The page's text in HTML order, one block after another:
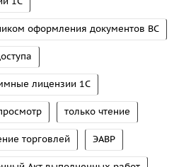
оформления документов ВС
лицензии 1С
только чтение
торговлей ЭАВР